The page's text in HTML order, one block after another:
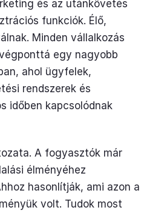
és az utánkövetés
funkciók. Élő,
Minden vállalkozás
egy nagyobb
ahol ügyfelek,
rendszerek és
időben kapcsolódnak
A fogyasztók már
élményéhez
hasonlítják, ami azon a
volt. Tudok most